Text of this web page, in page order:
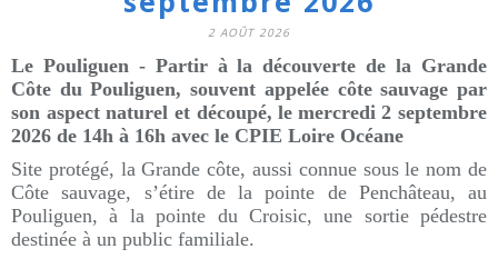
2 AOÛT 2026
Le Pouliguen - Partir à la découverte de la Grande
Côte du Pouliguen, souvent appelée côte sauvage par
son aspect naturel et découpé, le mercredi 2 septembre
2026 de 14h à 16h avec le CPIE Loire Océane
Site protégé, la Grande côte, aussi connue sous le nom de
Côte sauvage, s’étire de la pointe de Penchâteau, au
Pouliguen, à la pointe du Croisic, une sortie pédestre
destinée à un public familiale.